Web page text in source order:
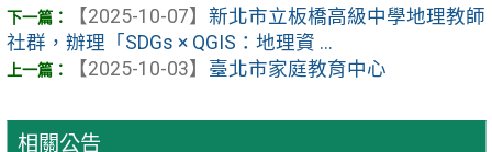
相關公告
【2025-10-07】 新北市立板橋高級中學地理教師
社群，辦理「SDGs × QGIS：地理資 ...
【2025-10-03】 臺北市家庭教育中心